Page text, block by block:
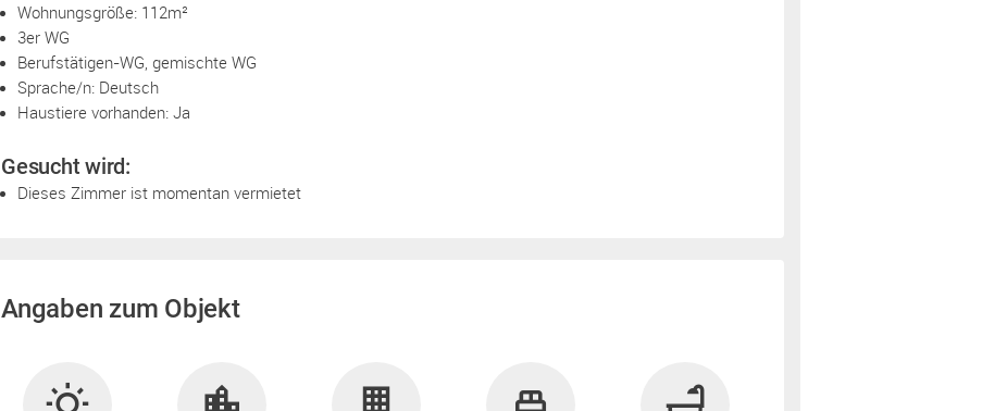
Wohnungsgröße: 112m²
3er WG
Berufstätigen-WG, gemischte WG
Sprache/n: Deutsch
Haustiere vorhanden: Ja
Gesucht wird:
Dieses Zimmer ist momentan vermietet
Angaben zum Objekt